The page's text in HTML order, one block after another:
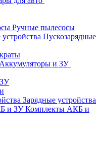
Ручные пылесосы
Пускозарядные
Аккумуляторы и ЗУ
Зарядные устройства
Комплекты АКБ и